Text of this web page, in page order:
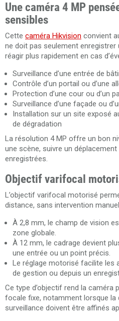
Une caméra 4 MP
sensibles
Cette caméra Hikvision convient
ne doit pas seulement enregistrer
réagir plus rapidement en cas
Surveillance d’une entrée de
Contrôle d’un portail ou d’une
Protection d’une cour ou d’un
Surveillance d’une façade ou
Installation sur un site exposé
de dégradation
La résolution 4 MP offre un bon
une scène, suivre un
enregistrées.
Objectif varifocal
L’objectif varifocal motorisé
distance, sans intervention
À 2,8 mm, le champ de vision
zone globale.
À 12 mm, le cadrage devient
une entrée ou un point précis.
Le réglage motorisé facilite les
de gestion ou depuis un
Ce type d’objectif rend la caméra
focale fixe, notamment lorsque la
surveillance doivent être affinés